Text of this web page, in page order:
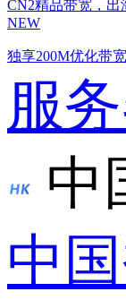
CN2精品带宽，出
NEW
独享200M优化带
服
中
中